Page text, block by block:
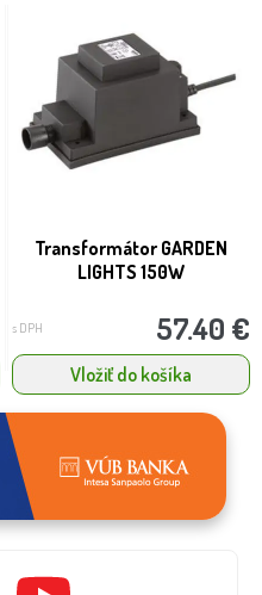
Transformátor GARDEN
LIGHTS 150W
s DPH 57.40 €
Vložiť do košíka